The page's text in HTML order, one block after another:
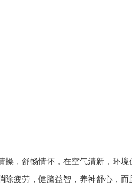
操，舒畅情怀，在空气清新，环
除疲劳，健脑益智，养神舒心，